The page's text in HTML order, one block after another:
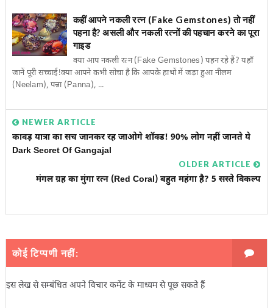
कहीं आपने नकली रत्न (Fake Gemstones) तो नहीं
पहना है? असली और नकली रत्नों की पहचान करने का पूरा
गाइड
क्या आप नकली रत्न (Fake Gemstones) पहन रहे हैं? यहाँ
जानें पूरी सच्चाई!क्या आपने कभी सोचा है कि आपके हाथों में जड़ा हुआ नीलम
(Neelam), पन्ना (Panna), ...
NEWER ARTICLE
कावड़ यात्रा का सच जानकर रह जाओगे शॉक्ड! 90% लोग नहीं जानते ये
Dark Secret Of Gangajal
OLDER ARTICLE
मंगल ग्रह का मुंगा रत्न (Red Coral) बहुत महंगा है? 5 सस्ते विकल्प
कोई टिप्पणी नहीं:
इस लेख से सम्बंधित अपने विचार कमेंट के माध्यम से पूछ सकते हैं